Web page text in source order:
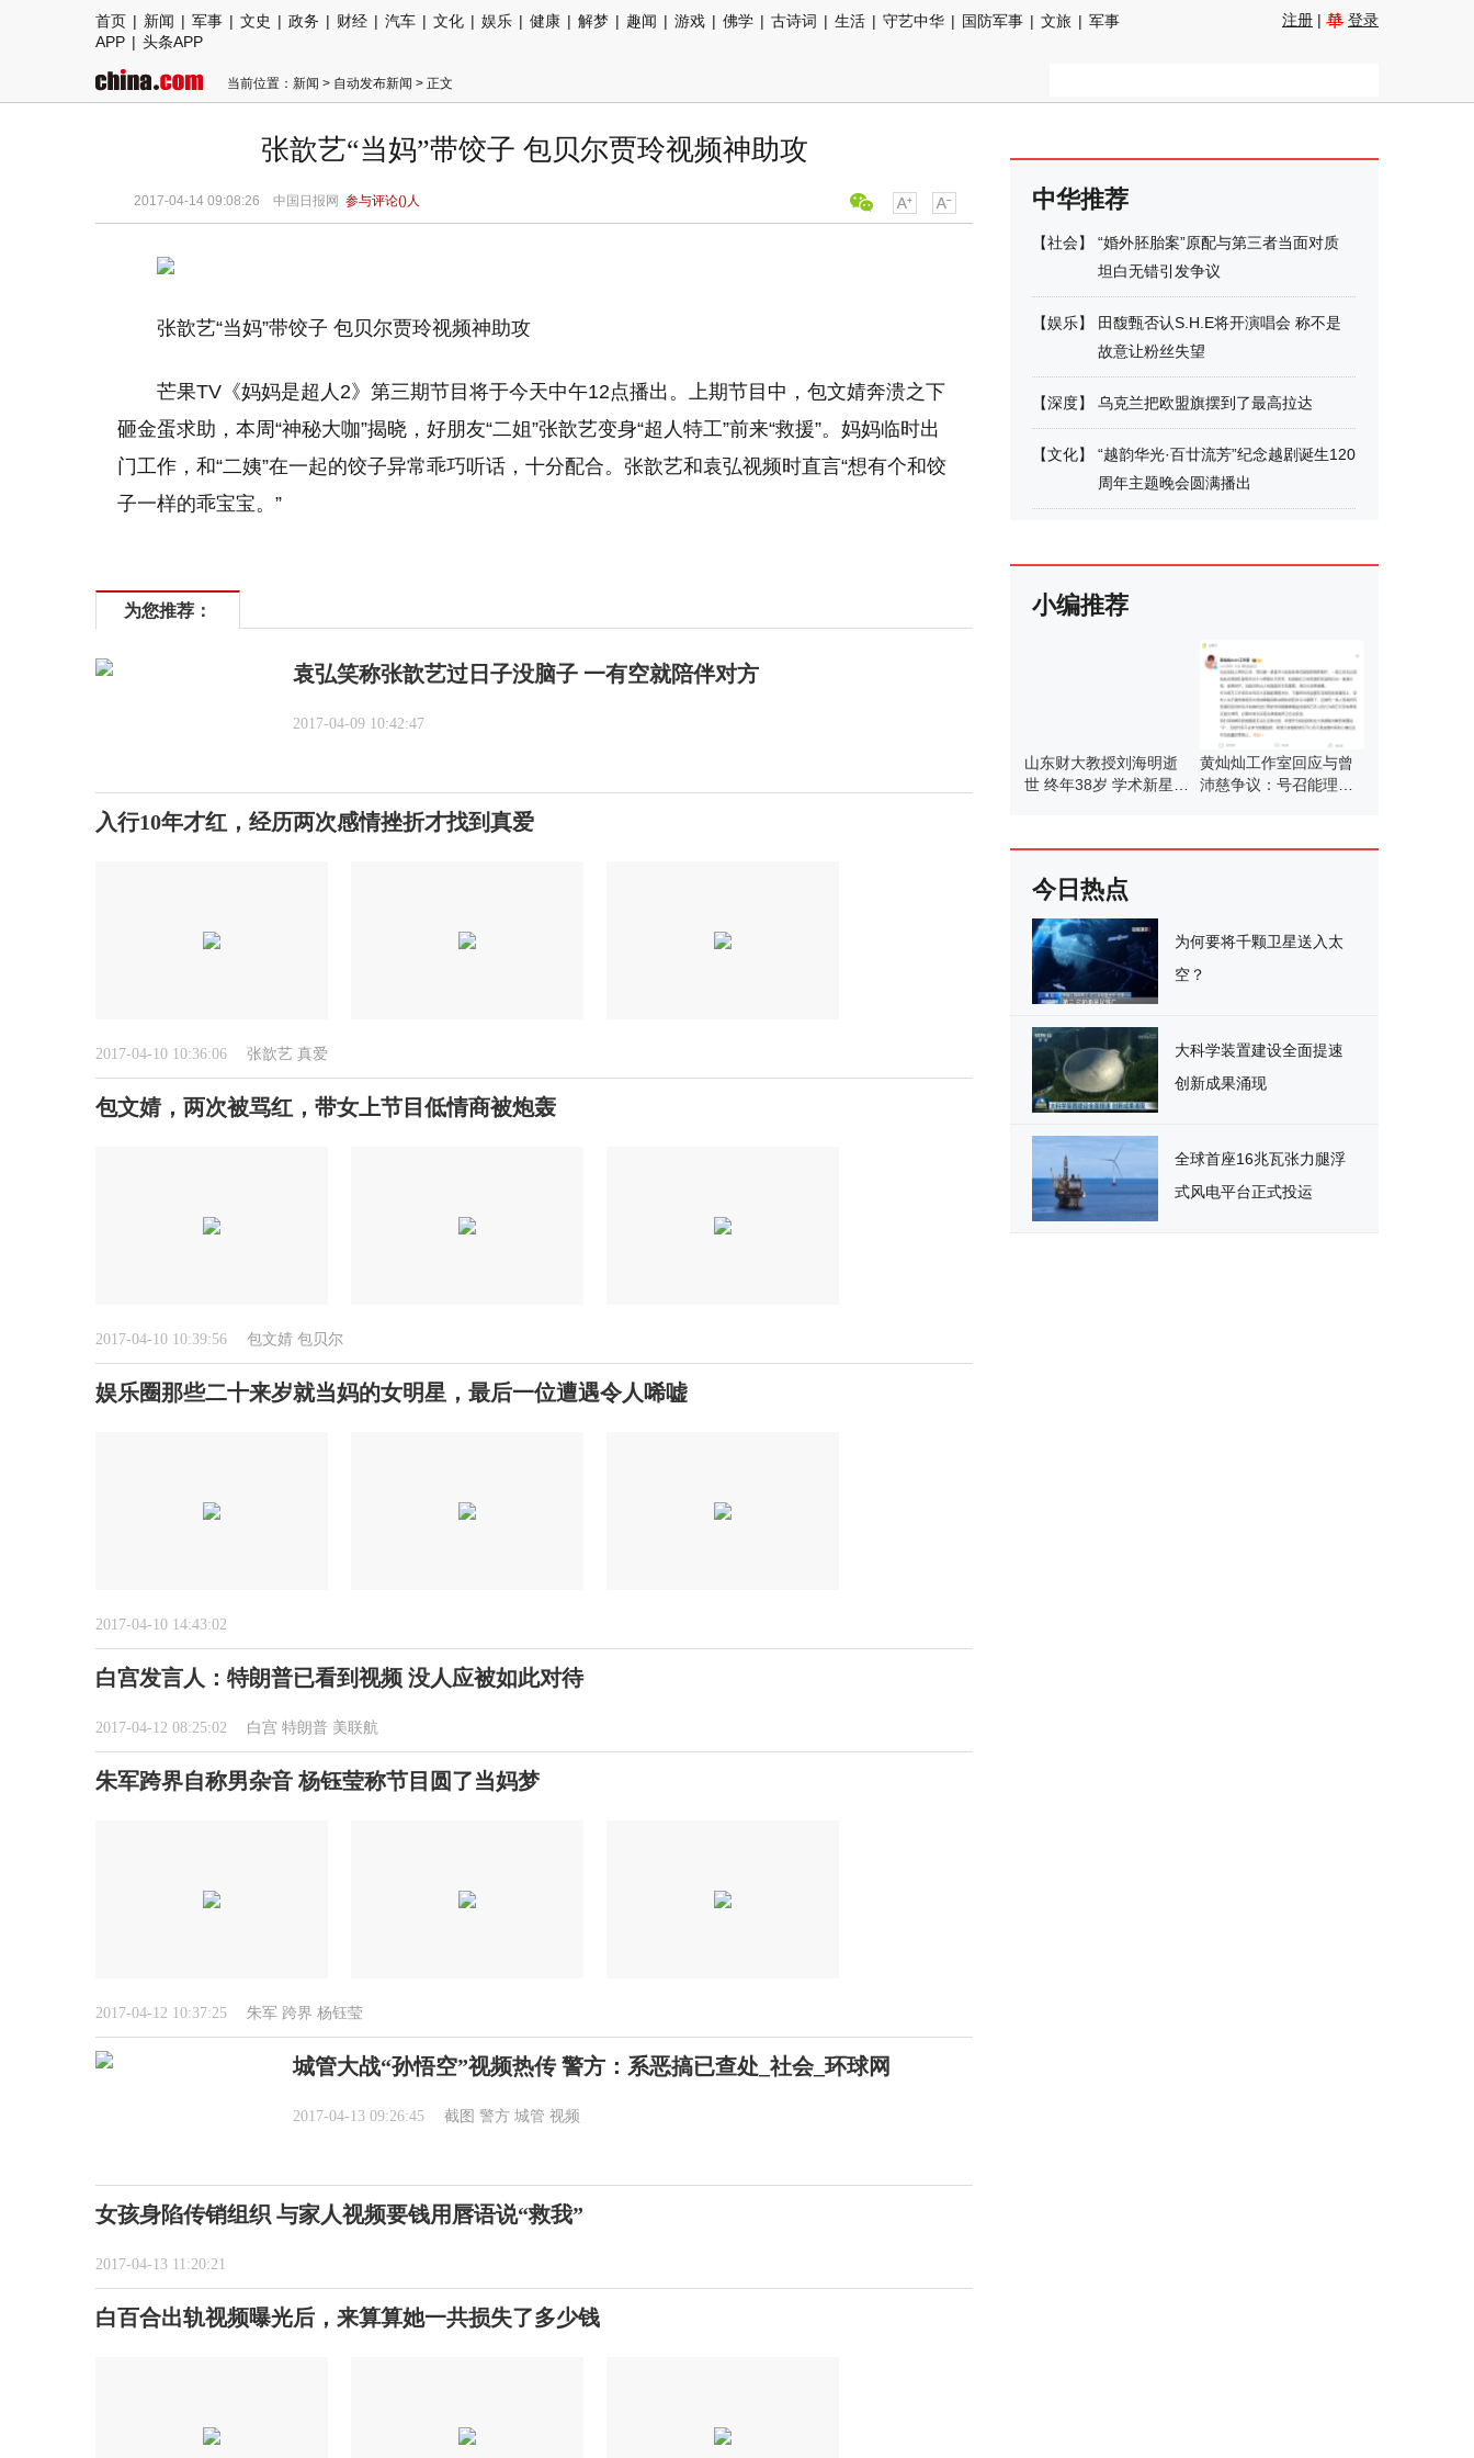
首页 | 新闻 | 军事 | 文史 | 政务 | 财经 | 汽车 | 文化 | 娱乐 | 健康 | 解梦 | 趣闻 | 游戏 | 佛学 | 古诗词 | 生活 | 守艺中华 | 国防军事 | 文旅 | 军事
APP | 头条APP
注册 | 登录
当前位置： 新闻 > 自动发布新闻 > 正文
张歆艺“当妈”带饺子 包贝尔贾玲视频神助攻
2017-04-14 09:08:26 中国日报网 参与评论()人
张歆艺“当妈”带饺子 包贝尔贾玲视频神助攻
芒果TV《妈妈是超人2》第三期节目将于今天中午12点播出。上期节目中，包文婧奔溃之下
砸金蛋求助，本周“神秘大咖”揭晓，好朋友“二姐”张歆艺变身“超人特工”前来“救援”。妈妈临时出
门工作，和“二姨”在一起的饺子异常乖巧听话，十分配合。张歆艺和袁弘视频时直言“想有个和饺
子一样的乖宝宝。”
为您推荐：
袁弘笑称张歆艺过日子没脑子 一有空就陪伴对方
2017-04-09 10:42:47
入行10年才红，经历两次感情挫折才找到真爱
2017-04-10 10:36:06 张歆艺 真爱
包文婧，两次被骂红，带女上节目低情商被炮轰
2017-04-10 10:39:56 包文婧 包贝尔
娱乐圈那些二十来岁就当妈的女明星，最后一位遭遇令人唏嘘
2017-04-10 14:43:02
白宫发言人：特朗普已看到视频 没人应被如此对待
2017-04-12 08:25:02 白宫 特朗普 美联航
朱军跨界自称男杂音 杨钰莹称节目圆了当妈梦
2017-04-12 10:37:25 朱军 跨界 杨钰莹
城管大战“孙悟空”视频热传 警方：系恶搞已查处_社会_环球网
2017-04-13 09:26:45 截图 警方 城管 视频
女孩身陷传销组织 与家人视频要钱用唇语说“救我”
2017-04-13 11:20:21
白百合出轨视频曝光后，来算算她一共损失了多少钱
中华推荐
【社会】
“婚外胚胎案”原配与第三者当面对质
坦白无错引发争议
【娱乐】
田馥甄否认S.H.E将开演唱会 称不是
故意让粉丝失望
【深度】 乌克兰把欧盟旗摆到了最高拉达
【文化】
“越韵华光·百廿流芳”纪念越剧诞生120
周年主题晚会圆满播出
小编推荐
山东财大教授刘海明逝
世 终年38岁 学术新星陨
黄灿灿工作室回应与曾
沛慈争议：号召能理智
今日热点
为何要将千颗卫星送入太
空？
大科学装置建设全面提速
创新成果涌现
全球首座16兆瓦张力腿浮
式风电平台正式投运